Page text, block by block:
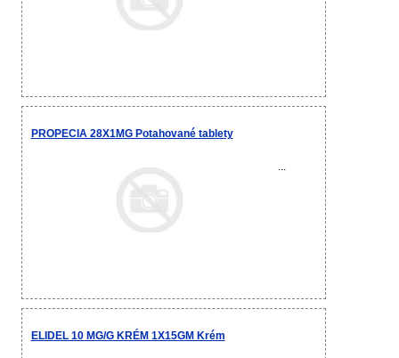
PROPECIA 28X1MG Potahované tablety
...
ELIDEL 10 MG/G KRÉM 1X15GM Krém